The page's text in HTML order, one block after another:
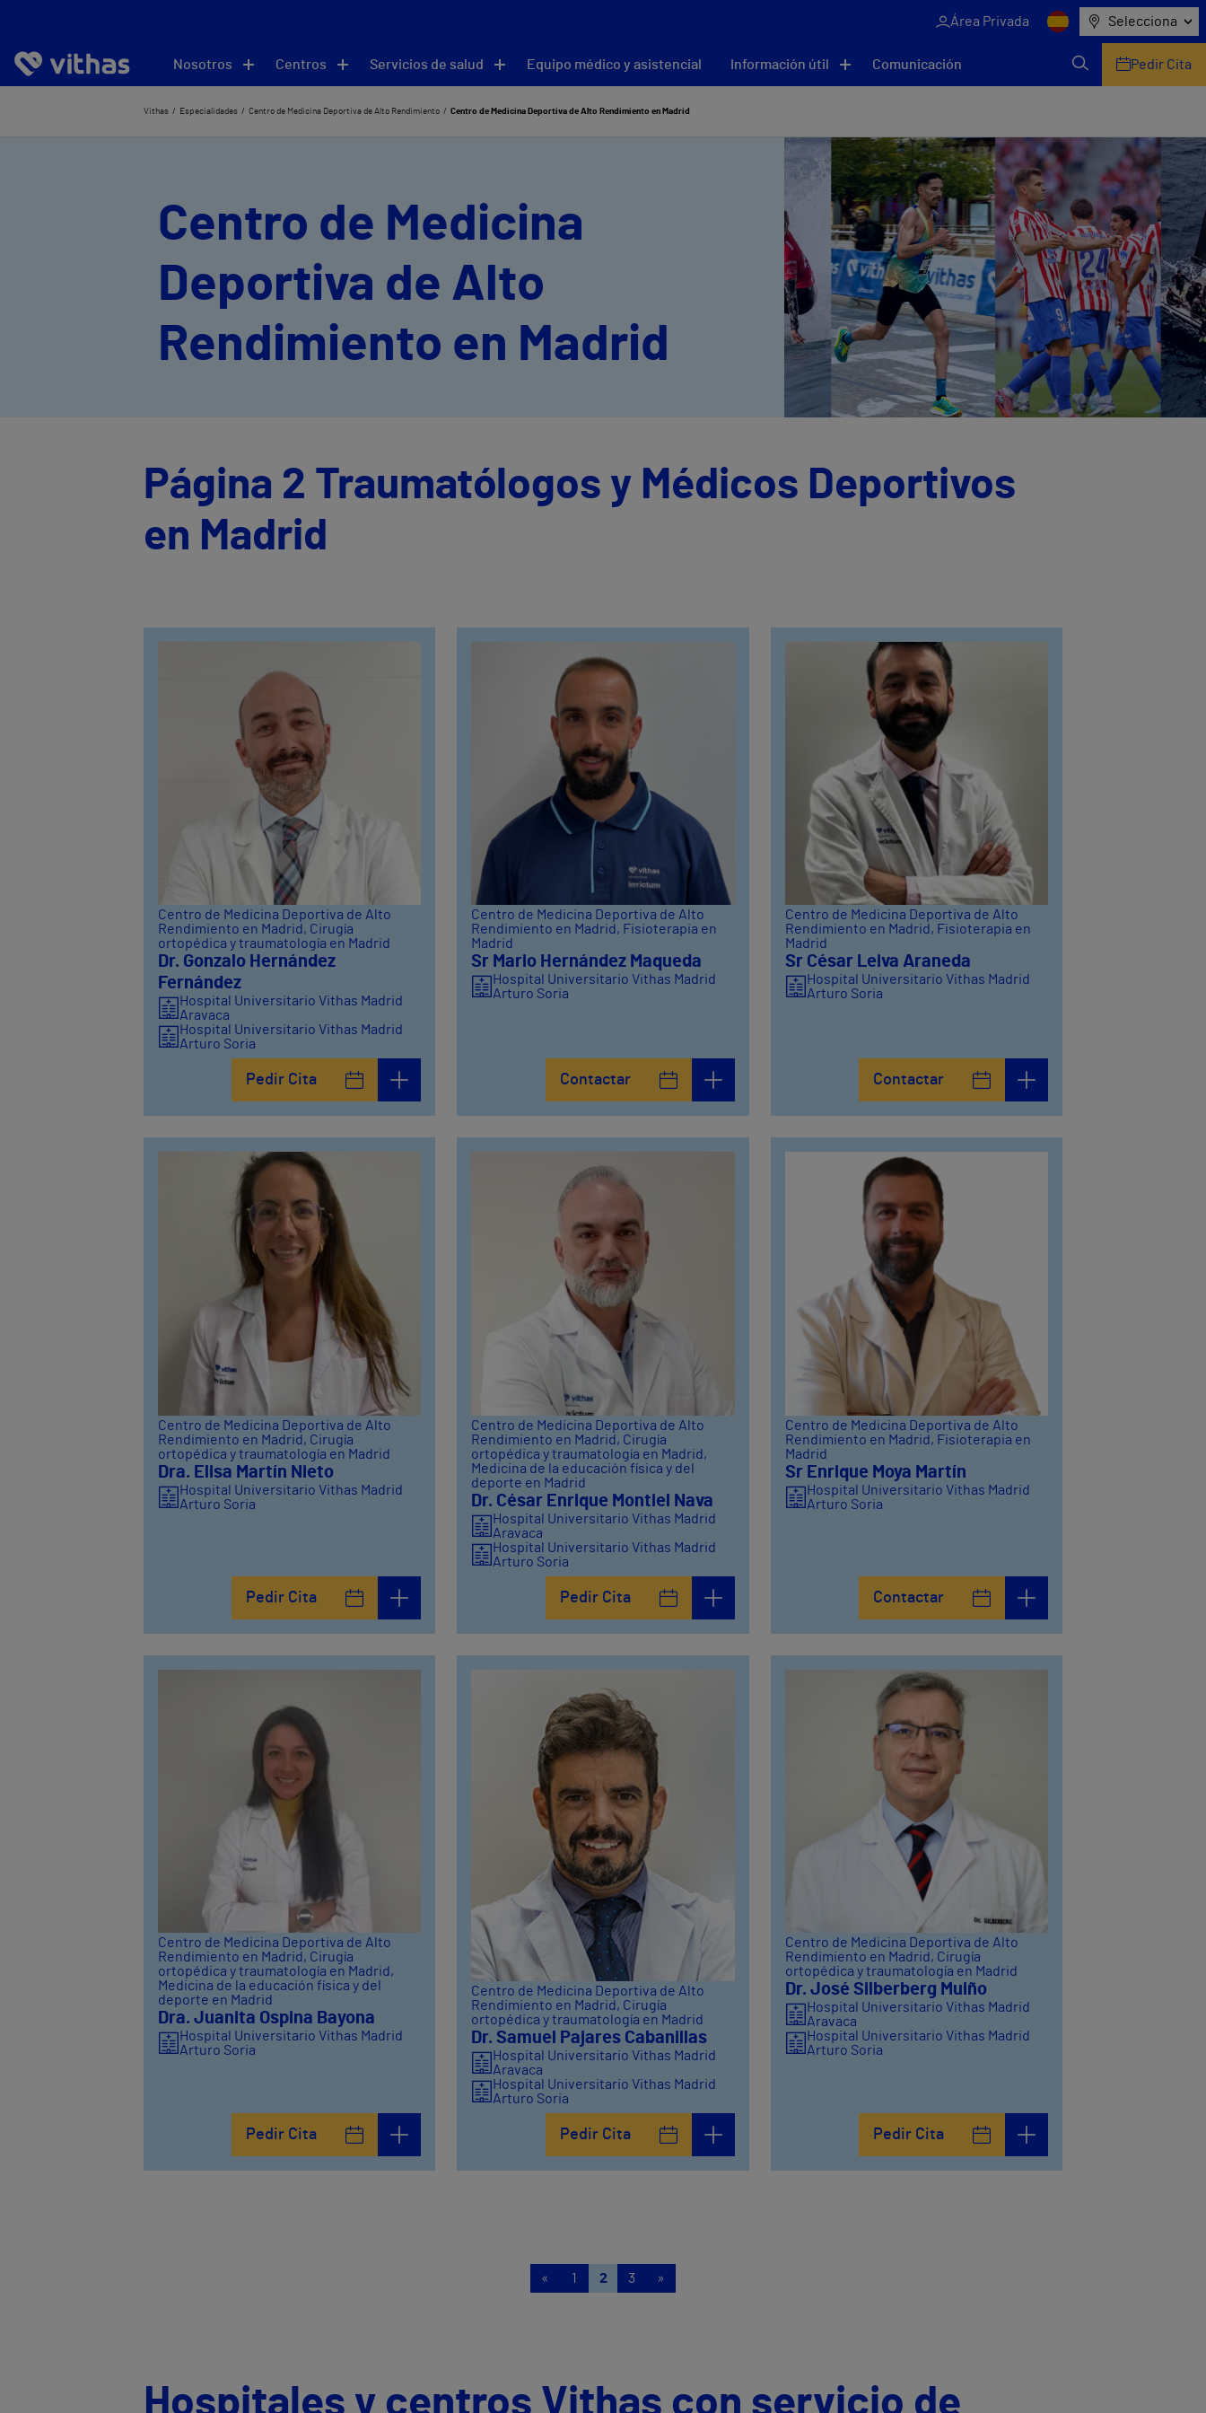
Área Privada Selecciona
Nosotros Centros Servicios de salud Equipo médico y asistencial Información útil Comunicación Pedir Cita
Vithas Especialidades Centro de Medicina Deportiva de Alto Rendimiento Centro de Medicina Deportiva de Alto Rendimiento en Madrid
Centro de Medicina
Deportiva de Alto
Rendimiento en Madrid
Página 2 Traumatólogos y Médicos Deportivos
en Madrid
Centro de Medicina Deportiva de Alto
Rendimiento en Madrid, Cirugía
ortopédica y traumatología en Madrid
Dr. Gonzalo Hernández
Fernández
Hospital Universitario Vithas Madrid
Aravaca
Hospital Universitario Vithas Madrid
Arturo Soria
Pedir Cita
Centro de Medicina Deportiva de Alto
Rendimiento en Madrid, Fisioterapia en
Madrid
Sr Mario Hernández Maqueda
Hospital Universitario Vithas Madrid
Arturo Soria
Contactar
Centro de Medicina Deportiva de Alto
Rendimiento en Madrid, Fisioterapia en
Madrid
Sr César Leiva Araneda
Hospital Universitario Vithas Madrid
Arturo Soria
Contactar
Centro de Medicina Deportiva de Alto
Rendimiento en Madrid, Cirugía
ortopédica y traumatología en Madrid
Dra. Elisa Martín Nieto
Hospital Universitario Vithas Madrid
Arturo Soria
Pedir Cita
Centro de Medicina Deportiva de Alto
Rendimiento en Madrid, Cirugía
ortopédica y traumatología en Madrid,
Medicina de la educación física y del
deporte en Madrid
Dr. César Enrique Montiel Nava
Hospital Universitario Vithas Madrid
Aravaca
Hospital Universitario Vithas Madrid
Arturo Soria
Pedir Cita
Centro de Medicina Deportiva de Alto
Rendimiento en Madrid, Fisioterapia en
Madrid
Sr Enrique Moya Martín
Hospital Universitario Vithas Madrid
Arturo Soria
Contactar
Centro de Medicina Deportiva de Alto
Rendimiento en Madrid, Cirugía
ortopédica y traumatología en Madrid,
Medicina de la educación física y del
deporte en Madrid
Dra. Juanita Ospina Bayona
Hospital Universitario Vithas Madrid
Arturo Soria
Pedir Cita
Centro de Medicina Deportiva de Alto
Rendimiento en Madrid, Cirugía
ortopédica y traumatología en Madrid
Dr. Samuel Pajares Cabanillas
Hospital Universitario Vithas Madrid
Aravaca
Hospital Universitario Vithas Madrid
Arturo Soria
Pedir Cita
Centro de Medicina Deportiva de Alto
Rendimiento en Madrid, Cirugía
ortopédica y traumatología en Madrid
Dr. José Silberberg Muiño
Hospital Universitario Vithas Madrid
Aravaca
Hospital Universitario Vithas Madrid
Arturo Soria
Pedir Cita
« 1 2 3 »
Hospitales y centros Vithas con servicio de